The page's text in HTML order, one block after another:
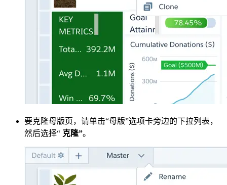
要克隆母版页，请单击“母版”选项卡旁边的下拉列表，
然后选择“ 克隆”。